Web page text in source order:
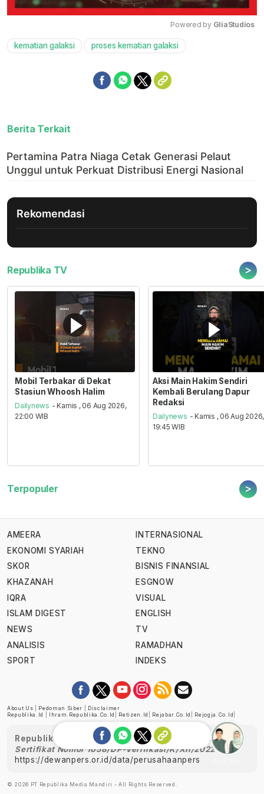
Powered by GliaStudios
kematian galaksi proses kematian galaksi
Berita Terkait
Rekomendasi
Republika TV >
Mobil Terbakar di Dekat
Stasiun Whoosh Halim
Dailynews - Kamis , 06 Aug 2026,
22:00 WIB
Aksi Main Hakim Sendiri
Kembali Berulang Dapur
Redaksi
Dailynews - Kamis , 06 Aug 2026,
19:45 WIB
Terpopuler >
AMEERA
EKONOMI SYARIAH
SKOR
KHAZANAH
IQRA
ISLAM DIGEST
NEWS
ANALISIS
SPORT
INTERNASIONAL
TEKNO
BISNIS FINANSIAL
ESGNOW
VISUAL
ENGLISH
TV
RAMADHAN
INDEKS
About Us Pedoman Siber
Disclaimer
Republika.id
Ihram.republika.co.id Retizen.id Rejabar.co.id Rejogja.co.id
Republika telah diverifikasi oleh Dewan Pers
Sertifikat Nomor 1058/DP-Verifikasi/K/XII/2022
https://dewanpers.or.id/data/perusahaanpers
© 2026 PT Republika Media Mandiri - All Rights Reserved.